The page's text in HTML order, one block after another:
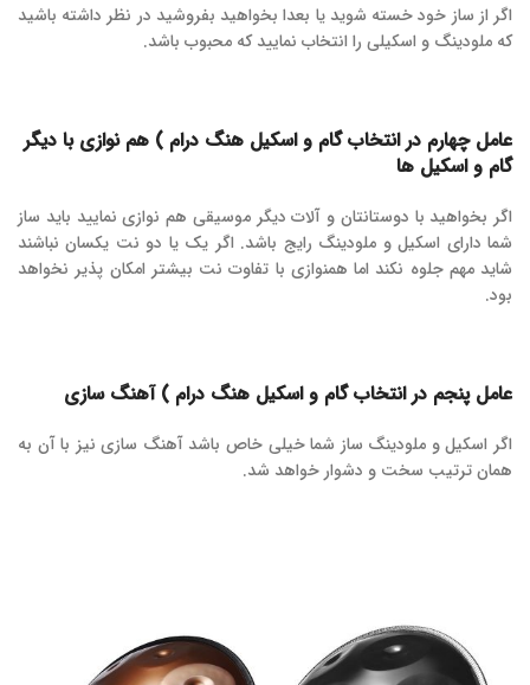
اگر از ساز خود خسته شوید یا بعدا بخواهید بفروشید در نظر داشته باشید
که ملودینگ و اسکیلی را انتخاب نمایید که محبوب باشد.
عامل چهارم در انتخاب گام و اسکیل هنگ درام ) هم نوازی با دیگر
گام و اسکیل ها
اگر بخواهید با دوستانتان و آلات دیگر موسیقی هم نوازی نمایید باید ساز
شما دارای اسکیل و ملودینگ رایج باشد. اگر یک یا دو نت یکسان نباشند
شاید مهم جلوه نکند اما همنوازی با تفاوت نت بیشتر امکان پذیر نخواهد
بود.
عامل پنجم در انتخاب گام و اسکیل هنگ درام ) آهنگ سازی
اگر اسکیل و ملودینگ ساز شما خیلی خاص باشد آهنگ سازی نیز با آن به
همان ترتیب سخت و دشوار خواهد شد.